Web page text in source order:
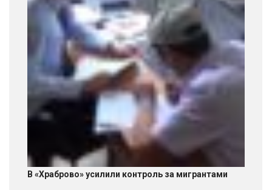
В «Храброво» усилили контроль за мигрантами